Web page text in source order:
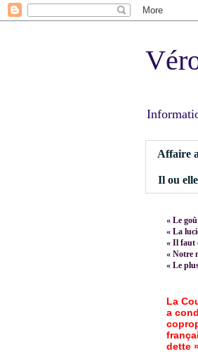
Affaire
Il ou
« Le
« La
« Il faut
« Notre
« Le
La
a
dette